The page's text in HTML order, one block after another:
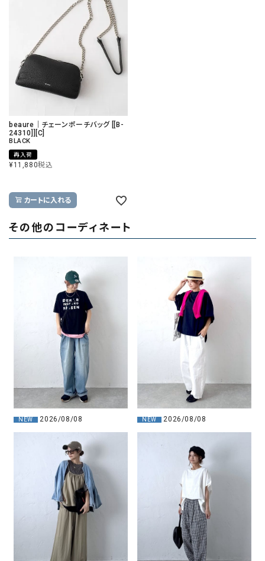
beaure｜チェーンポーチバッグ [[B-
24310]][C]
BLACK
再入荷
¥11,880税込
カートに入れる
その他のコーディネート
NEW 2026/08/08 NEW 2026/08/08